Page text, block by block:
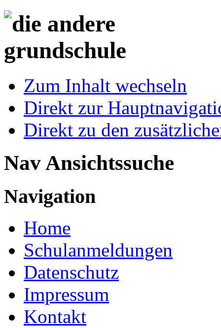
Zum Inhalt wechseln
Direkt zur
Direkt zu den
Nav Ansichtssuche
Navigation
Home
Schulanmeldungen
Datenschutz
Impressum
Kontakt